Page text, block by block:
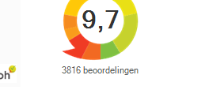
Goed verpakt en snelgeleverd